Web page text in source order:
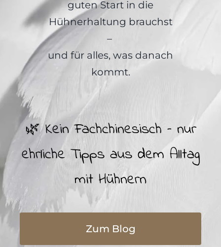
guten Start in die
Hühnerhaltung brauchst
–
und für alles, was danach
kommt.
🌿 Kein Fachchinesisch – nur
ehrliche Tipps aus dem Alltag
mit Hühnern
Zum Blog